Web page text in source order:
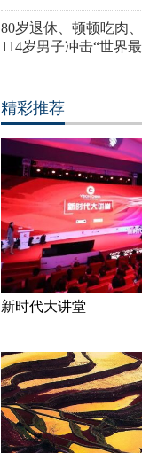
80岁退休、顿顿吃肉
114岁男子冲击“世界
精彩推荐
新时代大讲堂